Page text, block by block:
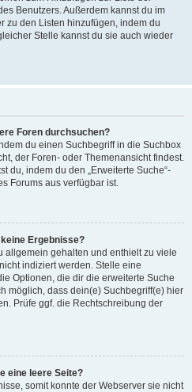
Benutzers. Außerdem kannst du im
zu den Listen hinzufügen, indem du
Stelle kannst du sie auch wieder
Foren durchsuchen?
du einen Suchbegriff in die Suchbox
der Foren- oder Themenansicht findest.
du, indem du den „Erweiterte Suche“-
Forums aus verfügbar ist.
Ergebnisse?
allgemein gehalten und enthielt zu viele
indiziert werden. Stelle eine
Optionen, die dir die erweiterte Suche
möglich, dass dein(e) Suchbegriff(e) hier
Prüfe ggf. die Rechtschreibung der
eine leere Seite?
somit konnte der Webserver sie nicht